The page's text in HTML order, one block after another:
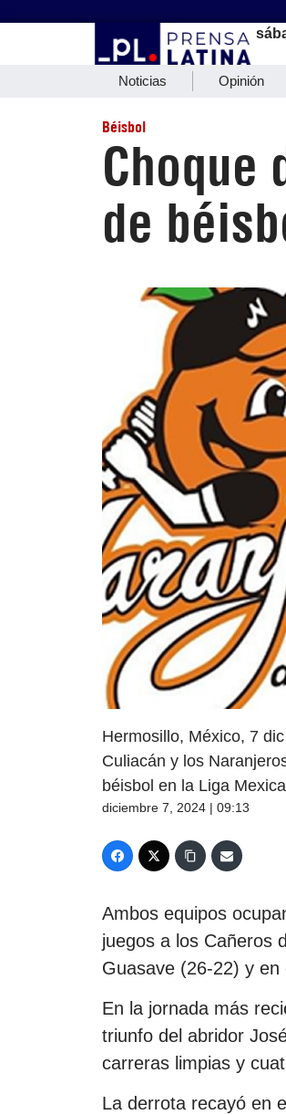
Noticias Opinión
Béisbol
Choque
de
Hermosillo, México, 7
Culiacán y los
béisbol en la Liga
diciembre 7, 2024 | 09:13
Ambos equipos
juegos a los Cañeros
Guasave (26-22) y
En la jornada más
triunfo del abridor
carreras limpias y
La derrota recayó en